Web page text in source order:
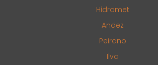
Hidromet
Andez
Peirano
Ilva